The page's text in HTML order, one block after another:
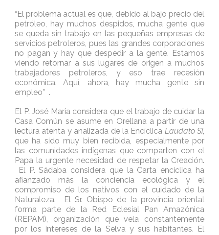
“El problema actual es que, debido al bajo precio del
petróleo, hay muchos despidos, mucha gente que
se queda sin trabajo en las pequeñas empresas de
servicios petroleros, pues las grandes corporaciones
no pagan y hay que despedir a la gente. Estamos
viendo retornar a sus lugares de origen a muchos
trabajadores petroleros, y eso trae recesión
económica. Aquí, ahora, hay mucha gente sin
empleo” .
El P. José María considera que el trabajo de cuidar la
Casa Común se asume en Orellana a partir de una
lectura atenta y analizada de la Encíclica Laudato Si,
que ha sido muy bien recibida, especialmente por
las comunidades indígenas que comparten con el
Papa la urgente necesidad de respetar la Creación.
El P. Sádaba considera que la Carta encíclica ha
afianzado más la conciencia ecológica y el
compromiso de los nativos con el cuidado de la
Naturaleza. El Sr. Obispo de la provincia oriental
forma parte de la Red Eclesial Pan Amazónica
(REPAM), organización que vela constantemente
por los intereses de la Selva y sus habitantes. El